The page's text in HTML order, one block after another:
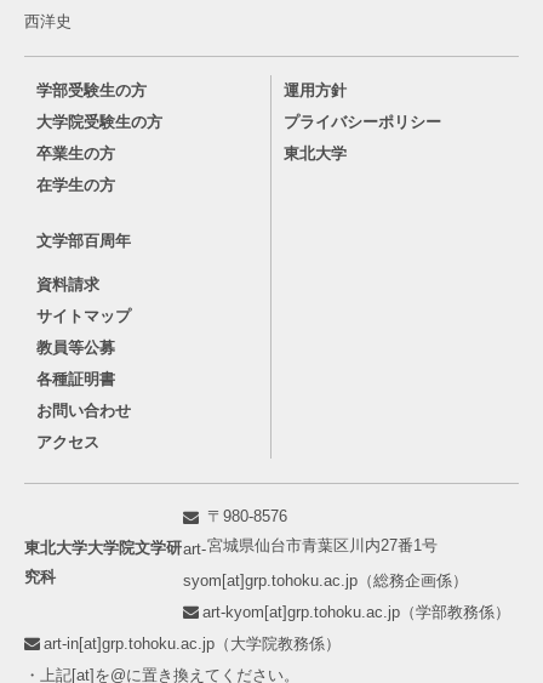
西洋史
学部受験生の方
大学院受験生の方
卒業生の方
在学生の方
文学部百周年
資料請求
サイトマップ
教員等公募
各種証明書
お問い合わせ
アクセス
運用方針
プライバシーポリシー
東北大学
東北大学大学院文学研
究科
〒980-8576
宮城県仙台市青葉区川内27番1号
art-
syom[at]grp.tohoku.ac.jp（総務企画係）
art-kyom[at]grp.tohoku.ac.jp（学部教務係）
art-in[at]grp.tohoku.ac.jp（大学院教務係）
・上記[at]を@に置き換えてください。